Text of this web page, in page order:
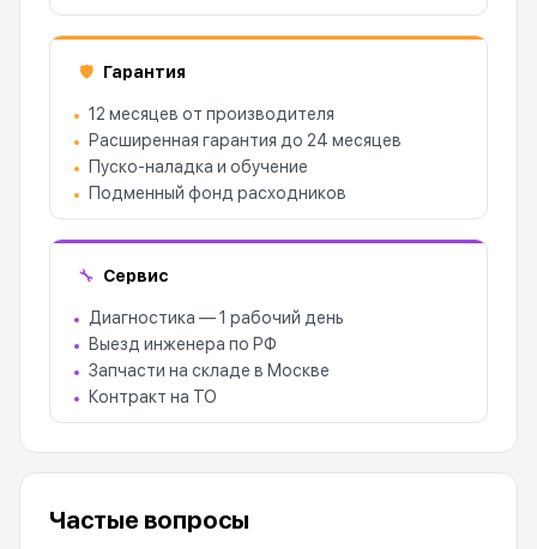
🛡 Гарантия
12 месяцев от производителя
Расширенная гарантия до 24 месяцев
Пуско-наладка и обучение
Подменный фонд расходников
🔧 Сервис
Диагностика — 1 рабочий день
Выезд инженера по РФ
Запчасти на складе в Москве
Контракт на ТО
Частые вопросы